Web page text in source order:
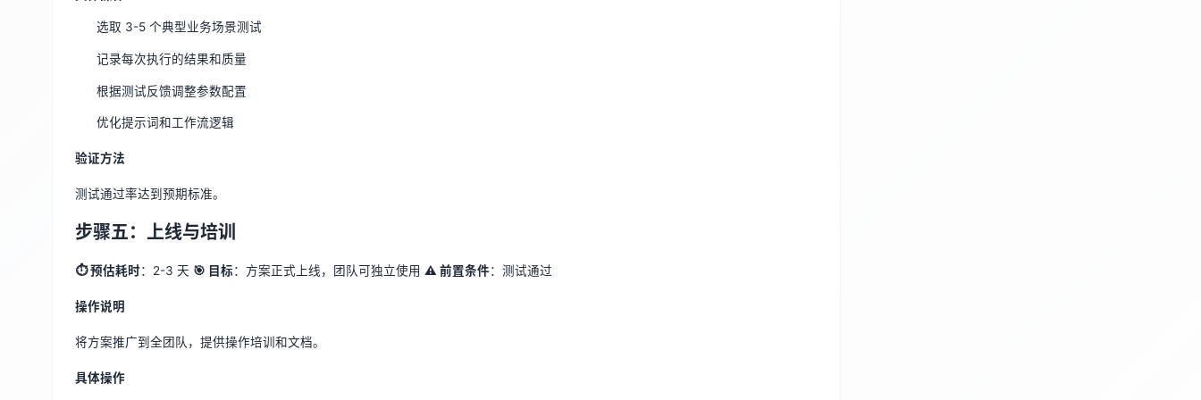
选取 3-5 个典型业务场景测试
记录每次执行的结果和质量
根据测试反馈调整参数配置
优化提示词和工作流逻辑
验证方法
测试通过率达到预期标准。
步骤五：上线与培训
⏱ 预估耗时：2-3 天 🎯 目标：方案正式上线，团队可独立使用⚠️ 前置条件：测试通过
操作说明
将方案推广到全团队，提供操作培训和文档。
具体操作